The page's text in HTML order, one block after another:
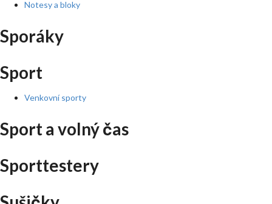
Notesy a bloky
Sporáky
Sport
Venkovní sporty
Sport a volný čas
Sporttestery